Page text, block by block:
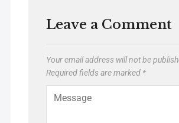
Leave a Comment
Your email address will not be
Required fields are marked *